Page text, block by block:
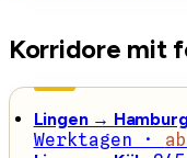
Korridore mit
Lingen →
Werktagen ·